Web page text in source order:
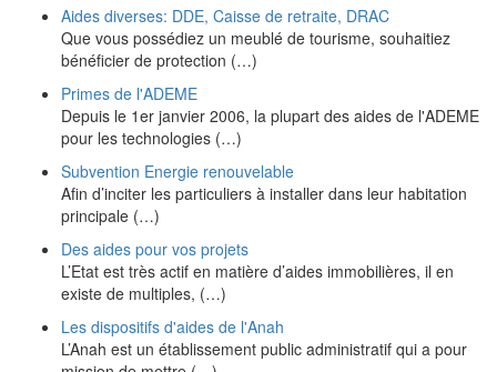
Aides diverses: DDE, Caisse de retraite, DRAC
Que vous possédiez un meublé de tourisme, souhaitiez
bénéficier de protection (…)
Primes de l'ADEME
Depuis le 1er janvier 2006, la plupart des aides de l'ADEME
pour les technologies (…)
Subvention Energie renouvelable
Afin d’inciter les particuliers à installer dans leur habitation
principale (…)
Des aides pour vos projets
L’Etat est très actif en matière d’aides immobilières, il en
existe de multiples, (…)
Les dispositifs d'aides de l'Anah
L’Anah est un établissement public administratif qui a pour